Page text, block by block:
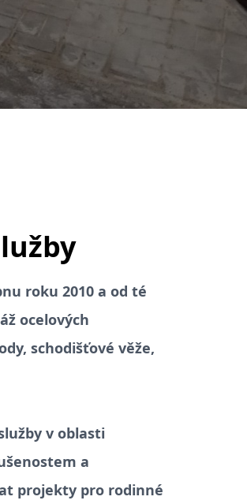
roku 2010 a od té
ocelových
schodišťové věže,
v oblasti
a
projekty pro rodinné